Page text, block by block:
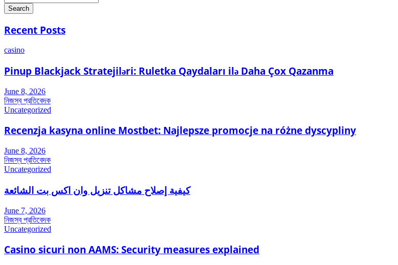
Search
Recent Posts
casino
Pinup Blackjack Stratejiləri: Ruletka Qaydaları ilə Daha Çox Qazanma
June 8, 2026
নিজস্ব প্রতিবেদক
Uncategorized
Recenzja kasyna online Mostbet: Najlepsze promocje na różne dyscypliny
June 8, 2026
নিজস্ব প্রতিবেদক
Uncategorized
كيفية إصلاح مشاكل تنزيل وان اكس بت الشائعة
June 7, 2026
নিজস্ব প্রতিবেদক
Uncategorized
Casino sicuri non AAMS: Security measures explained